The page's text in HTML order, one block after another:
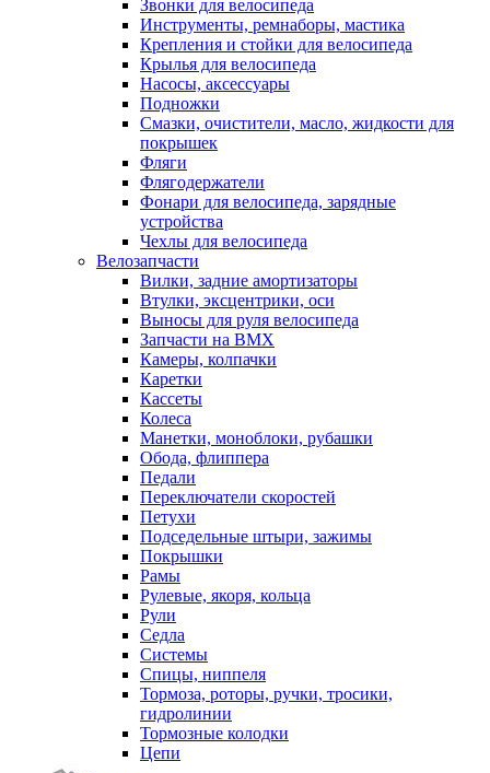
Звонки для велосипеда
Инструменты, ремнаборы, мастика
Крепления и стойки для велосипеда
Крылья для велосипеда
Насосы, аксессуары
Подножки
Смазки, очистители, масло, жидкости для
покрышек
Фляги
Флягодержатели
Фонари для велосипеда, зарядные
устройства
Чехлы для велосипеда
Велозапчасти
Вилки, задние амортизаторы
Втулки, эксцентрики, оси
Выносы для руля велосипеда
Запчасти на BMX
Камеры, колпачки
Каретки
Кассеты
Колеса
Манетки, моноблоки, рубашки
Обода, флиппера
Педали
Переключатели скоростей
Петухи
Подседельные штыри, зажимы
Покрышки
Рамы
Рулевые, якоря, кольца
Рули
Седла
Системы
Спицы, ниппеля
Тормоза, роторы, ручки, тросики,
гидролинии
Тормозные колодки
Цепи